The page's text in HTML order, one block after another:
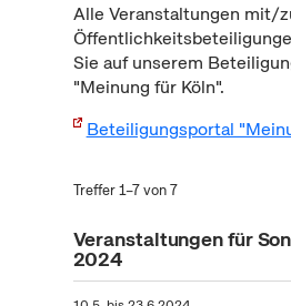
Alle Veranstaltungen mit/
Sie auf unserem
"Meinung für Köln".
Beteiligungsportal
Treffer 1–7 von 7
Veranstaltungen für
2024